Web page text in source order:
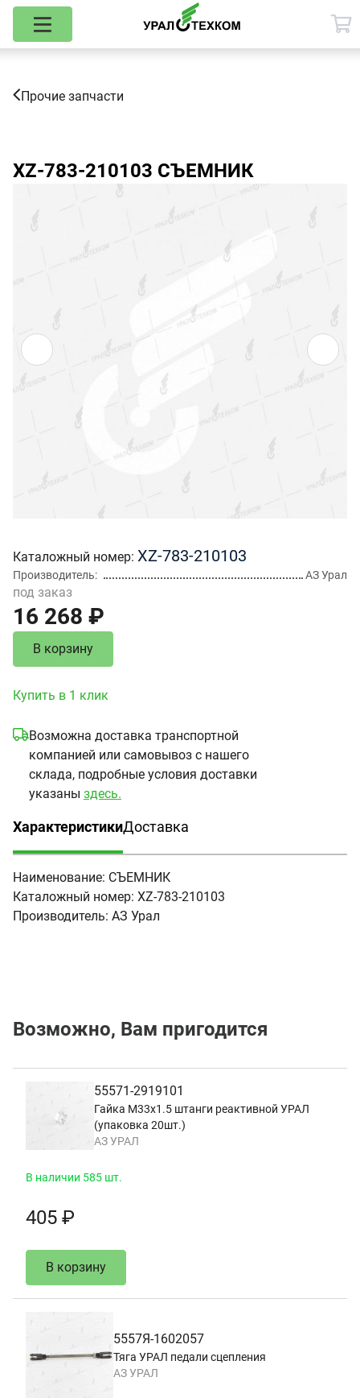
Прочие запчасти
XZ-783-210103 СЪЕМНИК
Каталожный номер XZ-783-210103
Производитель АЗ Урал
под заказ
16 268 ₽
В корзину
Купить в 1 клик
Возможна доставка транспортной
компанией или самовывоз с нашего
склада, подробные условия доставки
указаны здесь.
Характеристики
(активная вкладка)
Доставка
Наименование: СЪЕМНИК
Каталожный номер: XZ-783-210103
Производитель: АЗ Урал
Возможно, Вам пригодится
55571-2919101
Гайка М33х1.5 штанги реактивной УРАЛ
(упаковка 20шт.)
АЗ УРАЛ
В наличии 585 шт.
405 ₽
В корзину
5557Я-1602057
Тяга УРАЛ педали сцепления
АЗ УРАЛ